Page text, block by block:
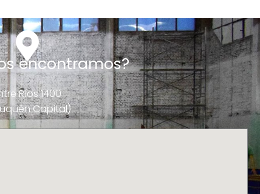
encontramos?
Ríos 1400
Capital)